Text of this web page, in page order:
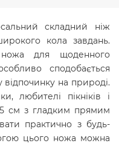
складний ніж
кола завдань.
для щоденного
сподобається
відпочинку на природі.
любителі пікніків і
см з гладким прямим
практично з будь-
цього ножа можна